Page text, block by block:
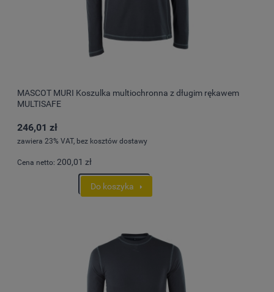
MASCOT MURI Koszulka multiochronna z długim rękawem
MULTISAFE
246,01 zł
zawiera 23% VAT, bez kosztów dostawy
Cena netto: 200,01 zł
Do koszyka